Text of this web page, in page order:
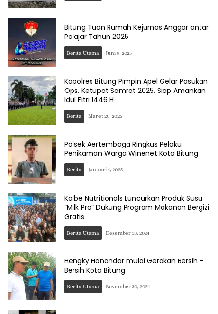
Bitung Tuan Rumah Kejurnas Anggar antar
Pelajar Tahun 2025
Berita Utama Juni 9, 2025
Kapolres Bitung Pimpin Apel Gelar Pasukan
Ops. Ketupat Samrat 2025, Siap Amankan
Idul Fitri 1446 H
Berita Maret 20, 2025
Polsek Aertembaga Ringkus Pelaku
Penikaman Warga Winenet Kota Bitung
Berita Januari 4, 2025
Kalbe Nutritionals Luncurkan Produk Susu
“Milk Pro” Dukung Program Makanan Bergizi
Gratis
Berita Utama Desember 13, 2024
Hengky Honandar mulai Gerakan Bersih –
Bersih Kota Bitung
Berita Utama November 30, 2024